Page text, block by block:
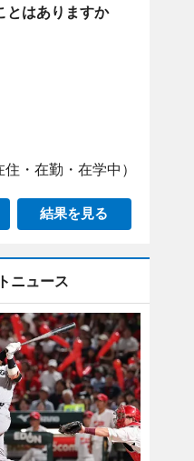
とはありますか
・在勤・在学中）
結果を見る
ニュース